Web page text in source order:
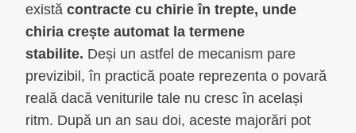
există contracte cu chirie în trepte, unde
chiria crește automat la termene
stabilite. Deși un astfel de mecanism pare
previzibil, în practică poate reprezenta o povară
reală dacă veniturile tale nu cresc în același
ritm. După un an sau doi, aceste majorări pot